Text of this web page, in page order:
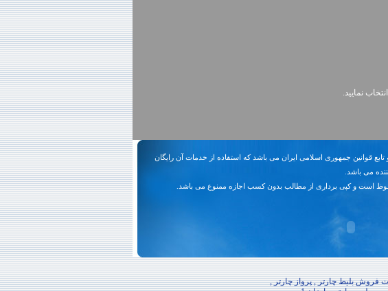
قوانین جمهوری اسلامی ایران می باشد که استفاده از خدمات آن رایگان
می باشد.
است و کپی برداری از مطالب بدون کسب اجازه ممنوع می باشد.
فروش بلیط چارتر , پرواز چارتر ,